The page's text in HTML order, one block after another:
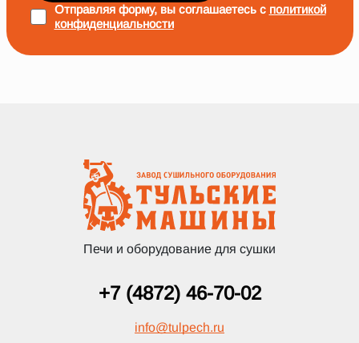
Отправляя форму, вы соглашаетесь с политикой
конфиденциальности
Печи и оборудование для сушки
+7 (4872) 46-70-02
info@tulpech.ru